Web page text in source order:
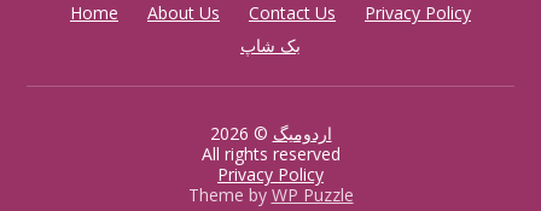
Home About Us Contact Us
Privacy Policy
بک شاپ
اردومیگ © 2026
All rights reserved
Privacy Policy
Theme by WP Puzzle